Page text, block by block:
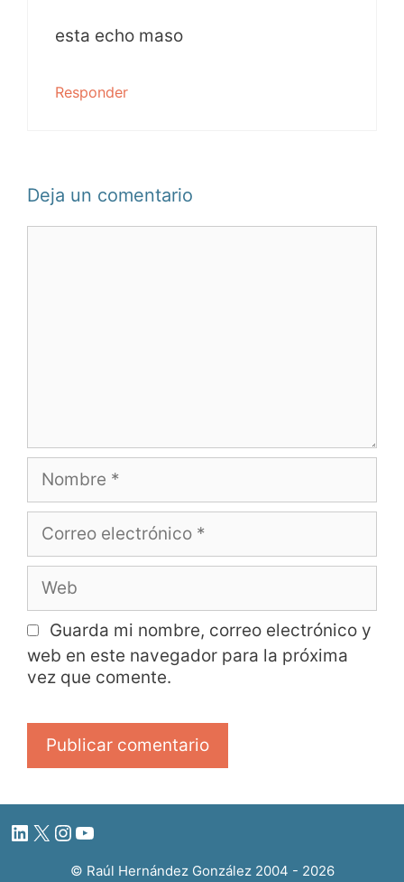
esta echo maso
Responder
Deja un comentario
Guarda mi nombre, correo electrónico y
web en este navegador para la próxima
vez que comente.
© Raúl Hernández González 2004 - 2026